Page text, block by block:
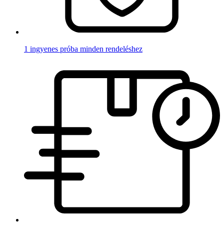
1 ingyenes próba minden rendeléshez